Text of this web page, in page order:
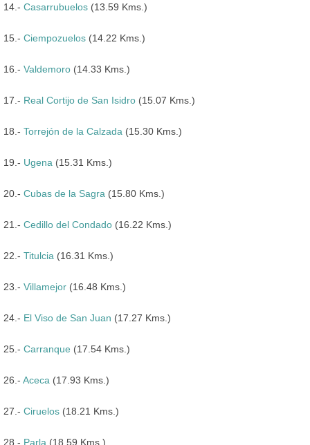
14.- Casarrubuelos (13.59 Kms.)
15.- Ciempozuelos (14.22 Kms.)
16.- Valdemoro (14.33 Kms.)
17.- Real Cortijo de San Isidro (15.07 Kms.)
18.- Torrejón de la Calzada (15.30 Kms.)
19.- Ugena (15.31 Kms.)
20.- Cubas de la Sagra (15.80 Kms.)
21.- Cedillo del Condado (16.22 Kms.)
22.- Titulcia (16.31 Kms.)
23.- Villamejor (16.48 Kms.)
24.- El Viso de San Juan (17.27 Kms.)
25.- Carranque (17.54 Kms.)
26.- Aceca (17.93 Kms.)
27.- Ciruelos (18.21 Kms.)
28.- Parla (18.59 Kms.)